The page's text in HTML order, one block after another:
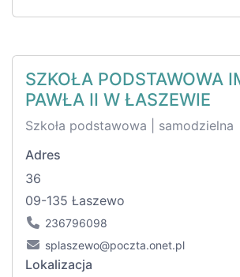
SZKOŁA PODSTAWOWA
PAWŁA II W ŁASZEWIE
Szkoła podstawowa | samodzielna
Adres
36
09-135 Łaszewo
236796098
splaszewo@poczta.onet.pl
Lokalizacja